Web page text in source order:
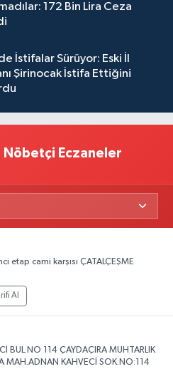
172 Bin Lira Ceza
İstifalar Sürüyor: Eski İl
Şirinocak İstifa Ettiğini
Nöbetçi Eczaneler
etap cami karşısı ÇATALÇEŞME
Al
BUL.NO 114 ÇAYDAÇIRA MUHTARLIK
MAH.ADNAN KAHVECİ SOK.NO:114